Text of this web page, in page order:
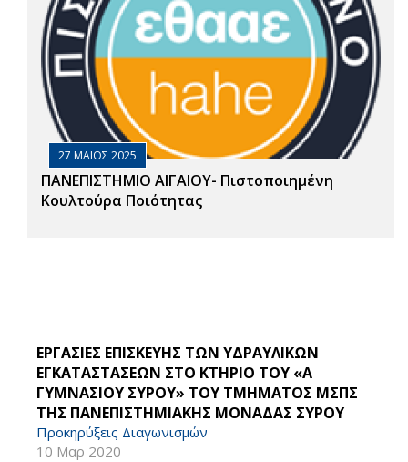
27 ΜΑΙΟΣ 2025
ΠΑΝΕΠΙΣΤΗΜΙΟ ΑΙΓΑΙΟΥ- Πιστοποιημένη
Κουλτούρα Ποιότητας
ΕΡΓΑΣΙΕΣ ΕΠΙΣΚΕΥΗΣ ΤΩΝ ΥΔΡΑΥΛΙΚΩΝ
ΕΓΚΑΤΑΣΤΑΣΕΩΝ ΣΤΟ ΚΤΗΡΙΟ ΤΟΥ «Α
ΓΥΜΝΑΣΙΟΥ ΣΥΡΟΥ» ΤΟΥ ΤΜΗΜΑΤΟΣ ΜΣΠΣ
ΤΗΣ ΠΑΝΕΠΙΣΤΗΜΙΑΚΗΣ ΜΟΝΑΔΑΣ ΣΥΡΟΥ
Προκηρύξεις Διαγωνισμών
10 Μαρ 2020